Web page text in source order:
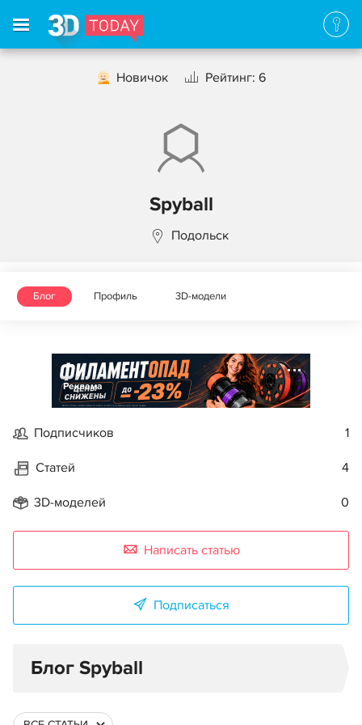
Новичок Рейтинг: 6
Spyball
Подольск
Блог Профиль 3D-модели
Реклама
Подписчиков 1
Статей 4
3D-моделей 0
Написать статью
Подписаться
Блог Spyball